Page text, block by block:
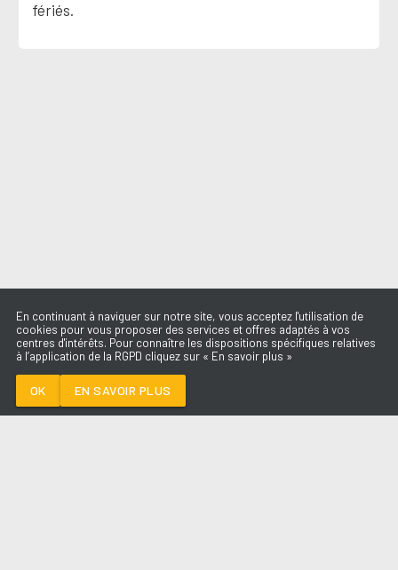
SAVE ME TONIGHT
fériés.
En continuant à naviguer sur notre site, vous acceptez l'utilisation de
cookies pour vous proposer des services et offres adaptés à vos
centres d'intérêts. Pour connaître les dispositions spécifiques relatives
à l’application de la RGPD cliquez sur « En savoir plus »
OK EN SAVOIR PLUS